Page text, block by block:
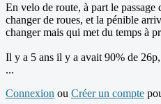
En velo de route, à part le passage
changer de roues, et la pénible
changer mais qui met du temps à
Il y a 5 ans il y a avait 90% de
...
Connexion ou Créer un compte